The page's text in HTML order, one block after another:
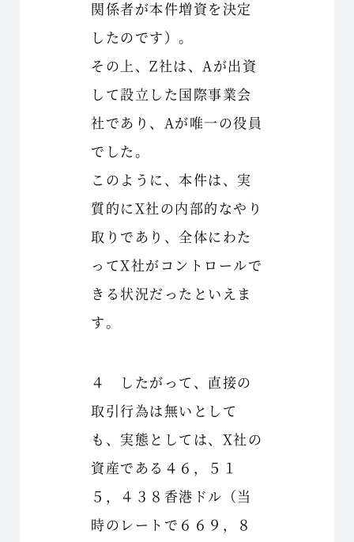
関係者が本件増資を決定
したのです）。
その上、Z社は、Aが出資
して設立した国際事業会
社であり、Aが唯一の役員
でした。
このように、本件は、実
質的にX社の内部的なやり
取りであり、全体にわた
ってX社がコントロールで
きる状況だったといえま
す。
４ したがって、直接の
取引行為は無いとして
も、実態としては、X社の
資産である４６，５１
５，４３８香港ドル（当
時のレートで６６９，８